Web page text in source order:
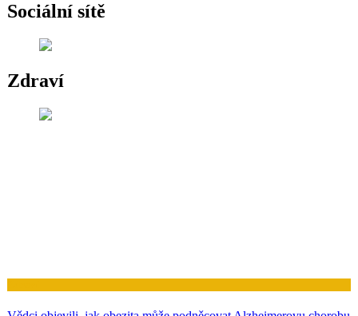
Sociální sítě
Zdraví